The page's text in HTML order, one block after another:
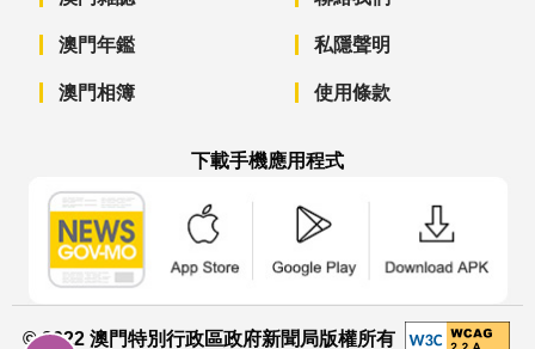
澳門年鑑
澳門相簿
私隱聲明
使用條款
下載手機應用程式
© 2022 澳門特別行政區政府新聞局版權所有